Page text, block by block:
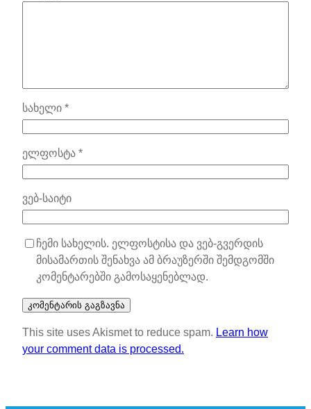
სახელი *
ელფოსტა *
ვებ-საიტი
ჩემი სახელის. ელფოსტისა და ვებ-გვერდის
მისამართის შენახვა ამ ბრაუზერში შემდგომში
კომენტარებში გამოსაყენებლად.
This site uses Akismet to reduce spam. Learn how
your comment data is processed.